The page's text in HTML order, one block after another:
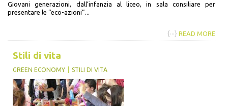
Giovani generazioni, dall’infanzia al liceo, in sala consiliare per
presentare le “eco-azioni”...
{···} READ MORE
Stili di vita
GREEN ECONOMY STILI DI VITA